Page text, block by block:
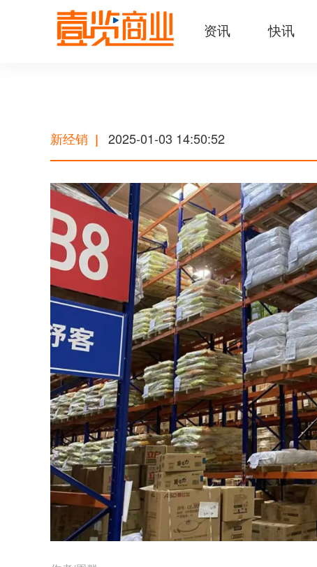
资讯 快讯
新经销 | 2025-01-03 14:50:52